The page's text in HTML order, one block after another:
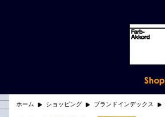
ホーム ショッピング ブランドインデックス